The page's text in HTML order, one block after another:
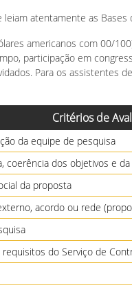
leiam atentamente as
americanos com 00/
participação em
Para os assistentes
Critérios de
da equipe de pesquisa
coerência dos objetivos e
da proposta
acordo ou rede
do Serviço de